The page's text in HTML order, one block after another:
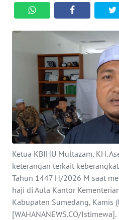
Ketua KBIHU Multazam, KH.
keterangan terkait
Tahun 1447 H/2026 M saat
haji di Aula Kantor
Kabupaten Sumedang, Kamis
[WAHANANEWS.CO/Istimewa].
Informasi
INDEKS
INFO
IKLAN
KAMI
MEDIA
SIBER